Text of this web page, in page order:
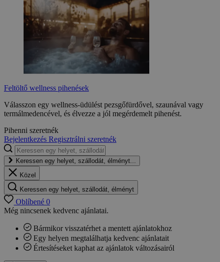
Feltöltő wellness pihenések
Válasszon egy wellness-üdülést pezsgőfürdővel, szaunával vagy
termálmedencével, és élvezze a jól megérdemelt pihenést.
Pihenni szeretnék
Bejelentkezés Regisztrálni szeretnék
Keressen egy helyet, szállodát, élményt...
Közel
Keressen egy helyet, szállodát, élményt
Oblíbené 0
Még nincsenek kedvenc ajánlatai.
Bármikor visszatérhet a mentett ajánlatokhoz
Egy helyen megtalálhatja kedvenc ajánlatait
Értesítéseket kaphat az ajánlatok változásairól